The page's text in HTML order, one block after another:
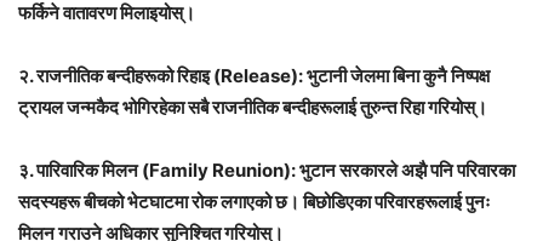
फर्किने वातावरण मिलाइयोस्।
२. राजनीतिक बन्दीहरूको रिहाइ (Release): भुटानी जेलमा बिना कुनै निष्पक्ष
ट्रायल जन्मकैद भोगिरहेका सबै राजनीतिक बन्दीहरूलाई तुरुन्त रिहा गरियोस्।
३. पारिवारिक मिलन (Family Reunion): भुटान सरकारले अझै पनि परिवारका
सदस्यहरू बीचको भेटघाटमा रोक लगाएको छ। बिछोडिएका परिवारहरूलाई पुनः
मिलन गराउने अधिकार सुनिश्चित गरियोस्।